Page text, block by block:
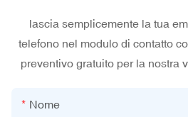
lascia semplicemente la tua
telefono nel modulo di contatto
preventivo gratuito per la nostra
Nome